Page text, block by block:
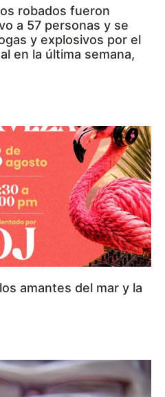
robados fueron
a 57 personas y se
y explosivos por el
en la última semana,
amantes del mar y la